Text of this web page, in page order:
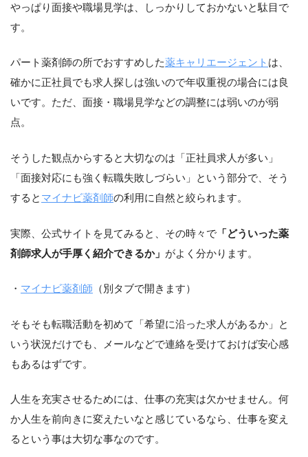
やっぱり面接や職場見学は、しっかりしておかないと駄目で
す。
パート薬剤師の所でおすすめした薬キャリエージェント は、
確かに正社員でも求人探しは強いので年収重視の場合には良
いです。ただ、面接・職場見学などの調整には弱いのが弱
点。
そうした観点からすると大切なのは「正社員求人が多い」
「面接対応にも強く転職失敗しづらい」という部分で、そう
すると マイナビ薬剤師の利用に自然と絞られます。
実際、公式サイトを見てみると、その時々で 「どういった薬
剤師求人が手厚く紹介できるか」 がよく分かります。
・ マイナビ薬剤師 （別タブで開きます）
そもそも転職活動を初めて「希望に沿った求人があるか」と
いう状況だけでも、メールなどで連絡を受けておけば安心感
もあるはずです。
人生を充実させるためには、仕事の充実は欠かせません。何
か人生を前向きに変えたいなと感じているなら、仕事を変え
るという事は大切な事なのです。